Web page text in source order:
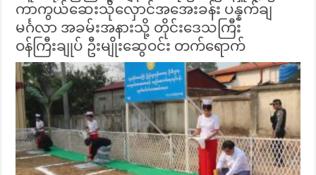
ကာကွယ်ဆေးသိုလှောင်အအေးခန်း ပန္နက်ချ
မင်္ဂလာ အခမ်းအနားသို့ တိုင်းဒေသကြီး
ဝန်ကြီးချုပ် ဦးမျိုးဆွေဝင်း တက်ရောက်